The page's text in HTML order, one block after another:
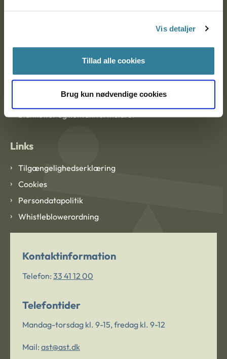
Vis detaljer
Tillad alle cookies
Brug kun nødvendige cookies
Om Ankestyrelsen
Om Ankestyrelsen
Blanketter og kontaktformularer
Links
Tilgængelighedserklæring
Cookies
Persondatapolitik
Whistleblowerordning
Kontaktinformation
Telefon: 33 41 12 00
Telefontider
Mandag-torsdag kl. 9-15, fredag kl. 9-12
Mail: ast@ast.dk